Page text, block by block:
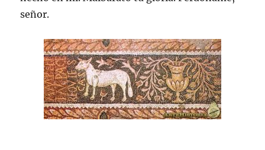
señor.